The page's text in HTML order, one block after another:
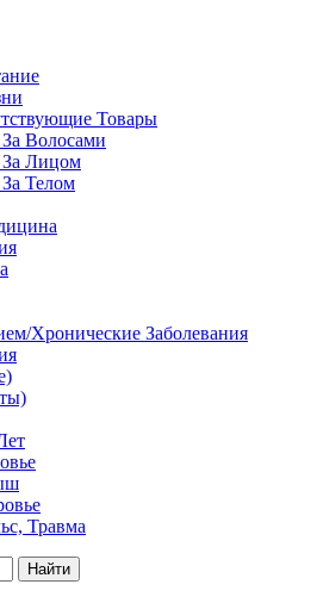
Товары
Волосами
За Лицом
Телом
Хронические Заболевания
Травма
Найти